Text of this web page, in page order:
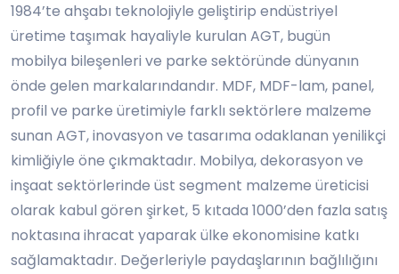
1984’te ahşabı teknolojiyle geliştirip endüstriyel
üretime taşımak hayaliyle kurulan AGT, bugün
mobilya bileşenleri ve parke sektöründe dünyanın
önde gelen markalarındandır. MDF, MDF-lam, panel,
profil ve parke üretimiyle farklı sektörlere malzeme
sunan AGT, inovasyon ve tasarıma odaklanan yenilikçi
kimliğiyle öne çıkmaktadır. Mobilya, dekorasyon ve
inşaat sektörlerinde üst segment malzeme üreticisi
olarak kabul gören şirket, 5 kıtada 1000’den fazla satış
noktasına ihracat yaparak ülke ekonomisine katkı
sağlamaktadır. Değerleriyle paydaşlarının bağlılığını